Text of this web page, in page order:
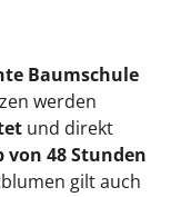
Baumschule
werden
und direkt
48 Stunden
gilt auch